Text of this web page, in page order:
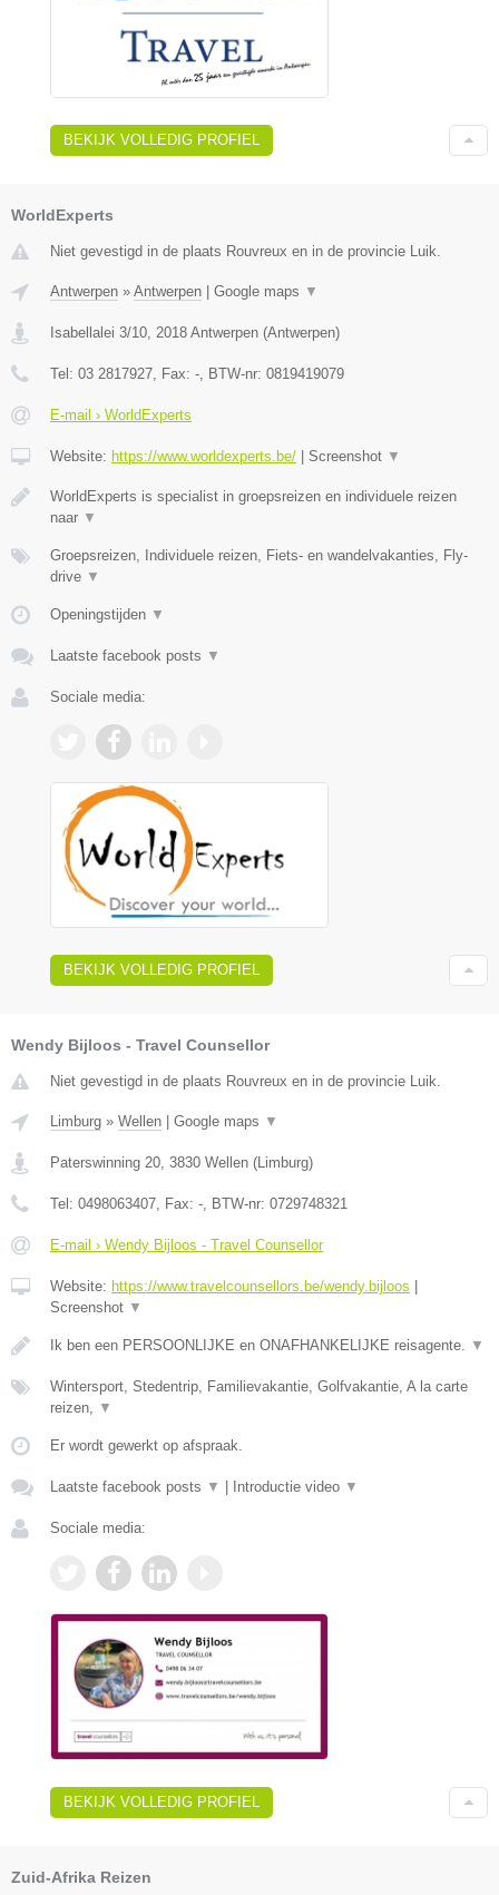
BEKIJK VOLLEDIG PROFIEL
WorldExperts
Niet gevestigd in de plaats Rouvreux en in de provincie Luik.
Antwerpen » Antwerpen Google maps ▼
Isabellalei 3/10 2018 Antwerpen (Antwerpen)
Tel: 03 2817927 , Fax: - , BTW-nr: 0819419079
E-mail › WorldExperts
Website: https://www.worldexperts.be/ Screenshot ▼
WorldExperts is specialist in groepsreizen en individuele reizen
naar ▼
Groepsreizen, Individuele reizen, Fiets- en wandelvakanties, Fly-
drive ▼
Openingstijden ▼
Laatste facebook posts ▼
Sociale media:
BEKIJK VOLLEDIG PROFIEL
Wendy Bijloos - Travel Counsellor
Niet gevestigd in de plaats Rouvreux en in de provincie Luik.
Limburg » Wellen Google maps ▼
Paterswinning 20 3830 Wellen ( Limburg)
Tel: 0498063407 , Fax: - , BTW-nr: 0729748321
E-mail › Wendy Bijloos - Travel Counsellor
Website: https://www.travelcounsellors.be/wendy.bijloos
Screenshot ▼
Ik ben een PERSOONLIJKE en ONAFHANKELIJKE reisagente. ▼
Wintersport, Stedentrip, Familievakantie, Golfvakantie, A la carte
reizen,
▼
Er wordt gewerkt op afspraak.
Laatste facebook posts ▼ Introductie video ▼
Sociale media:
BEKIJK VOLLEDIG PROFIEL
Zuid-Afrika Reizen